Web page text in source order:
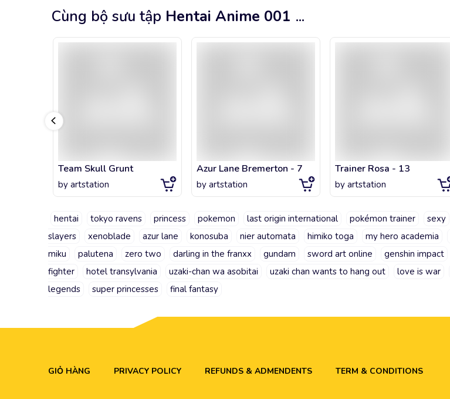
Cùng bộ sưu tập Hentai Anime 001 ...
Team Skull Grunt
by artstation
Azur Lane Bremerton - 7
by artstation
Trainer Rosa - 13
by artstation
hentai tokyo ravens princess pokemon last origin international pokémon trainer sexy
slayers
xenoblade azur lane konosuba nier automata himiko toga my hero academia
miku
palutena zero two darling in the franxx gundam sword art online genshin impact
fighter
hotel transylvania uzaki-chan wa asobitai uzaki chan wants to hang out love is war
legends
super princesses final fantasy
GIỎ HÀNG PRIVACY POLICY REFUNDS & ADMENDENTS TERM & CONDITIONS